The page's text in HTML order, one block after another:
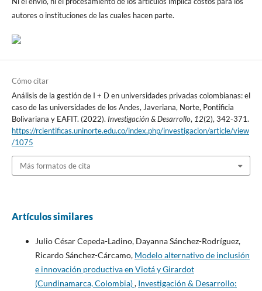
autores o instituciones de las cuales hacen parte.
Cómo citar
Análisis de la gestión de I + D en universidades privadas colombianas: el
caso de las universidades de los Andes, Javeriana, Norte, Pontificia
Bolivariana y EAFIT. (2022). Investigación & Desarrollo, 12(2), 342-371.
https://rcientificas.uninorte.edu.co/index.php/investigacion/article/view
/1075
Más formatos de cita
Artículos similares
Julio César Cepeda-Ladino, Dayanna Sánchez-Rodríguez,
Ricardo Sánchez-Cárcamo, Modelo alternativo de inclusión
e innovación productiva en Viotá y Girardot
(Cundinamarca, Colombia), Investigación & Desarrollo: